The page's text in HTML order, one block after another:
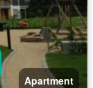
Apartment